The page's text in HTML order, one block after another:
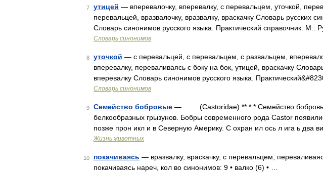
7 утицей — вперевалочку, вперевалку, с перевальцем, уточкой,
перевальцей, вразвалочку, вразвалку, враскачку Словарь русских
Словарь синонимов русского языка. Практический справочник. М.:
Словарь синонимов
8 уточкой — с перевальцей, с перевальцем, с развальцем,
вперевалку, переваливаясь с боку на бок, утицей, враскачку
вперевалку Словарь синонимов русского языка.
Словарь синонимов
9 Семейство бобровые — (Castoridae) ** * * Семейство бобровых
белкообразных грызунов. Бобры современного рода Castor
позже прон икл и в Северную Америку. С охран ил ось л ига ь
Жизнь животных
10 покачиваясь — вразвалку, враскачку, с перевальцем,
покачиваясь нареч, кол во синонимов: 9 • валко (6) • …